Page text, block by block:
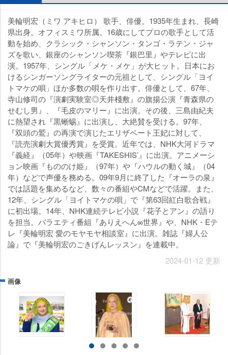
美輪明宏（ミワ アキヒロ） 歌手、俳優。1935年生まれ、長崎
県出身。オフィスミワ所属。16歳にしてプロの歌手として活
動を始め、クラシック・シャンソン・タンゴ・ラテン・ジャ
ズを歌い、銀座のシャンソン喫茶『銀巴里』やテレビに出
演。1957年、シングル「メケ・メケ」が大ヒット。日本にお
けるシンガーソングライターの元祖として、シングル「ヨイ
トマケの唄」ほか多数の唄を作り出す。俳優として、67年、
寺山修司の『演劇実験室◎天井棧敷』の旗揚公演『青森県の
せむし男』、『毛皮のマリー』に出演。その後、三島由紀夫
に熱望され『黒蜥蜴』に出演し、大絶賛を受ける。97年、
『双頭の鷲』の再演で演じたエリザベート王妃に対して、
『読売演劇大賞優秀賞』を受賞。近年では、NHK大河ドラマ
『義経』（05年）や映画『TAKESHIS’』に出演。アニメーシ
ョン映画『もののけ姫』（97年）や『ハウルの動く城』（04
年）などで声優を務める。09年9月に終了した『オーラの泉』
では話題を集めるなど、数々の番組やCMなどで活躍。また、
12年、シングル「ヨイトマケの唄」で『第63回紅白歌合戦』
に初出場。14年、NHK連続テレビ小説『花子とアン』の語り
を担当。バラエティ番組『ありえへん∞世界』や、NHK・Eテ
レ『美輪明宏 愛のモヤモヤ相談室』に出演。雑誌『婦人公
論』で『美輪明宏のごきげんレッスン』を連載中。
2024-01-12 更新
画像